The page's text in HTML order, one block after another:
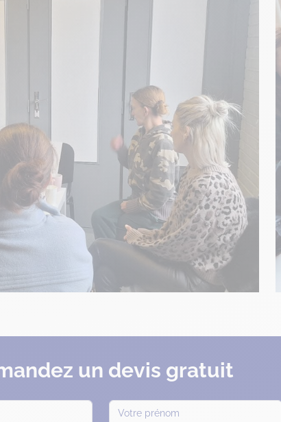
un devis gratuit